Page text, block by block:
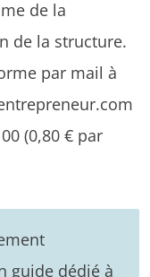
de la
de la structure.
par mail à
(0,80 € par
guide dédié à